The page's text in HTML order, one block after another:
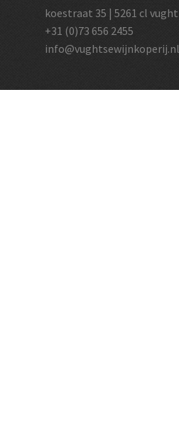
koestraat 35 | 5261 cl vught
+31 (0)73 656 2455
info@vughtsewijnkoperij.nl